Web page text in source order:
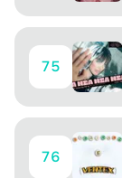
75
76